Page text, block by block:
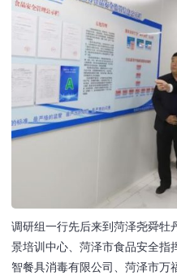
调研组一行先后来到菏泽尧舜牡
景培训中心、菏泽市食品安全指
智餐具消毒有限公司、菏泽市万